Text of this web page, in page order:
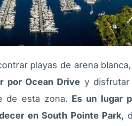
playas de arena
por Ocean Drive y disfrutar
de esta zona. Es un lugar
en South Pointe Park,